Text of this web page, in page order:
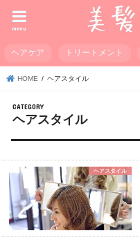
menu
ヘアケア トリートメント
HOME ヘアスタイル
ヘアスタイル
ヘアスタイル